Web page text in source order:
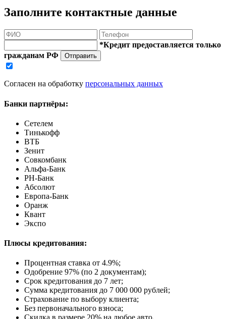
Заполните контактные данные
*Кредит предоставляется только
гражданам РФ
Отправить
Согласен на обработку персональных данных
Банки партнёры:
Сетелем
Тинькофф
ВТБ
Зенит
Совкомбанк
Альфа-Банк
РН-Банк
Абсолют
Европа-Банк
Оранж
Квант
Экспо
Плюсы кредитования:
Процентная ставка от 4.9%;
Одобрение 97% (по 2 документам);
Срок кредитования до 7 лет;
Сумма кредитования до 7 000 000 рублей;
Страхование по выбору клиента;
Без первоначального взноса;